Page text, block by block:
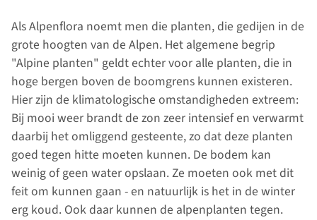
Als Alpenflora noemt men die planten, die gedijen in de
grote hoogten van de Alpen. Het algemene begrip
"Alpine planten" geldt echter voor alle planten, die in
hoge bergen boven de boomgrens kunnen existeren.
Hier zijn de klimatologische omstandigheden extreem:
Bij mooi weer brandt de zon zeer intensief en verwarmt
daarbij het omliggend gesteente, zo dat deze planten
goed tegen hitte moeten kunnen. De bodem kan
weinig of geen water opslaan. Ze moeten ook met dit
feit om kunnen gaan - en natuurlijk is het in de winter
erg koud. Ook daar kunnen de alpenplanten tegen.